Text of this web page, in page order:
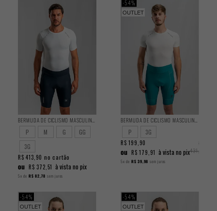
BERMUDA DE CICLISMO MASCULINA ENDURANCE 2025
P M G
GG
3G
R$ 413,90 no cartão
ou R$ 372,51 à vista no pix
5x de R$ 82,78 sem juros
OUTLET
54%
BERMUDA DE CICLISMO MASCULINA TRAINING TURQUESA 2025
P 3G
R$
431,90
R$ 199,90
ou R$ 179,91 à vista no pix
5x de R$ 39,98 sem juros
OUTLET
54%
OUTLET
54%